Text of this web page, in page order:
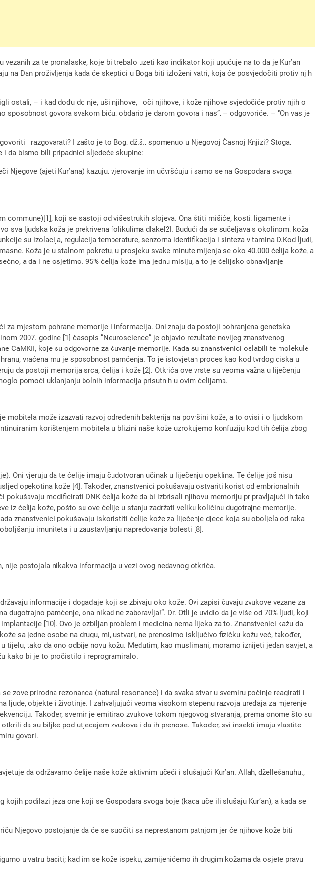
za te pronalaske, koje bi trebalo uzeti kao indikator koji upućuje na to da je Kur’an
na Dan proživljenja kada će skeptici u Boga biti izloženi vatri, koja će posvjedočiti protiv njih
ostali, – i kad dođu do nje, uši njihove, i oči njihove, i kože njihove svjedočiće protiv njih o
govora svakom biću, obdario je darom govora i nas”, – odgovoriće. – “On vas je
i razgovarati? I zašto je to Bog, dž.š., spomenuo u Njegovoj Časnoj Knjizi? Stoga,
da bismo bili pripadnici sljedeće skupine:
(ajeti Kur’ana) kazuju, vjerovanje im učvršćuju i samo se na Gospodara svoga
commune)[1], koji se sastoji od višestrukih slojeva. Ona štiti mišiće, kosti, ligamente i
sva ljudska koža je prekrivena folikulima dlake[2]. Budući da se sučeljava s okolinom, koža
su izolacija, regulacija temperature, senzorna identifikacija i sinteza vitamina D.Kod ljudi,
Koža je u stalnom pokretu, u prosjeku svake minute mijenja se oko 40.000 ćelija kože, a
a da i ne osjetimo. 95% ćelija kože ima jednu misiju, a to je ćelijsko obnavljanje
mjestom pohrane memorije i informacija. Oni znaju da postoji pohranjena genetska
2007. godine [1] časopis ”Neuroscience” je objavio rezultate novijeg znanstvenog
CaMKII, koje su odgovorne za čuvanje memorije. Kada su znanstvenici oslabili te molekule
vraćena mu je sposobnost pamćenja. To je istovjetan proces kao kod tvrdog diska u
da postoji memorija srca, ćelija i kože [2]. Otkrića ove vrste su veoma važna u liječenju
pomoći uklanjanju bolnih informacija prisutnih u ovim ćelijama.
može izazvati razvoj određenih bakterija na površini kože, a to ovisi i o ljudskom
korištenjem mobitela u blizini naše kože uzrokujemo konfuziju kod tih ćelija zbog
Oni vjeruju da te ćelije imaju čudotvoran učinak u liječenju opeklina. Te ćelije još nisu
opekotina kože [4]. Također, znanstvenici pokušavaju ostvariti korist od embrionalnih
modificirati DNK ćelija kože da bi izbrisali njihovu memoriju pripravljajući ih tako
iz ćelija kože, pošto su ove ćelije u stanju zadržati veliku količinu dugotrajne memorije.
znanstvenici pokušavaju iskoristiti ćelije kože za liječenje djece koja su oboljela od raka
imuniteta i u zaustavljanju napredovanja bolesti [8].
nije postojala nikakva informacija u vezi ovog nedavnog otkrića.
informacije i događaje koji se zbivaju oko kože. Ovi zapisi čuvaju zvukove vezane za
pamćenje, ona nikad ne zaboravlja!”. Dr. Otli je uvidio da je više od 70% ljudi, koji
[10]. Ovo je ozbiljan problem i medicina nema lijeka za to. Znanstvenici kažu da
sa jedne osobe na drugu, mi, ustvari, ne prenosimo isključivo fizičku kožu već, također,
tako da ono odbije novu kožu. Međutim, kao muslimani, moramo iznijeti jedan savjet, a
kako bi je to pročistilo i reprogramiralo.
zove prirodna rezonanca (natural resonance) i da svaka stvar u svemiru počinje reagirati i
ljude, objekte i životinje. I zahvaljujući veoma visokom stepenu razvoja uređaja za mjerenje
Također, svemir je emitirao zvukove tokom njegovog stvaranja, prema onome što su
da su biljke pod utjecajem zvukova i da ih prenose. Također, svi insekti imaju vlastite
govori.
da održavamo ćelije naše kože aktivnim učeći i slušajući Kur’an. Allah, džellešanuhu.,
podilazi jeza one koji se Gospodara svoga boje (kada uče ili slušaju Kur’an), a kada se
Njegovo postojanje da će se suočiti sa neprestanom patnjom jer će njihove kože biti
u vatru baciti; kad im se kože ispeku, zamijenićemo ih drugim kožama da osjete pravu